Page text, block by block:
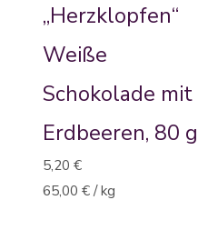
„Herzklopfen“
Weiße
Schokolade mit
Erdbeeren, 80 g
5,20 €
65,00 €/kg